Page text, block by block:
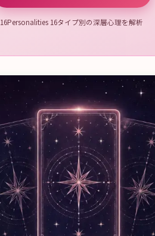
16Personalities 16タイプ別の深層心理を解析